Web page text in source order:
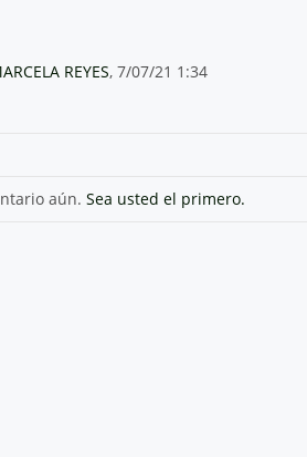
REYES, 7/07/21 1:34
aún. Sea usted el primero.